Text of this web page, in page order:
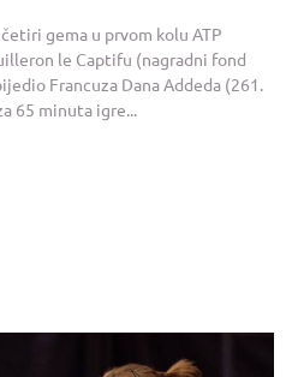
gema u prvom kolu ATP
le Captifu (nagradni fond
Francuza Dana Addeda (261.
65 minuta igre...